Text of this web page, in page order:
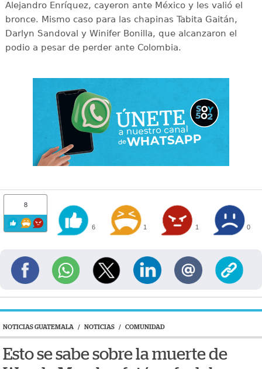
Alejandro Enríquez, cayeron ante México y les valió el
bronce. Mismo caso para las chapinas Tabita Gaitán,
Darlyn Sandoval y Winifer Bonilla, que alcanzaron el
podio a pesar de perder ante Colombia.
8
6 1 1 0
NOTICIAS GUATEMALA / NOTICIAS / COMUNIDAD
Esto se sabe sobre la muerte de